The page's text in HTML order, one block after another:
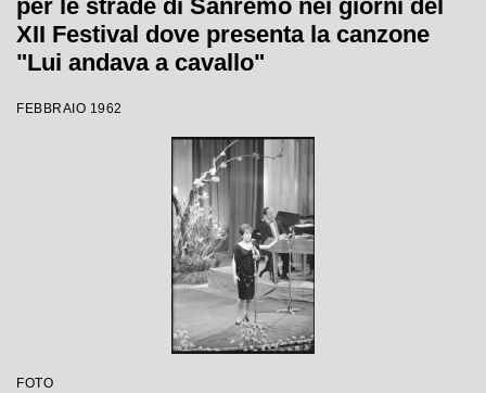
per le strade di Sanremo nei giorni del
XII Festival dove presenta la canzone
"Lui andava a cavallo"
FEBBRAIO 1962
FOTO